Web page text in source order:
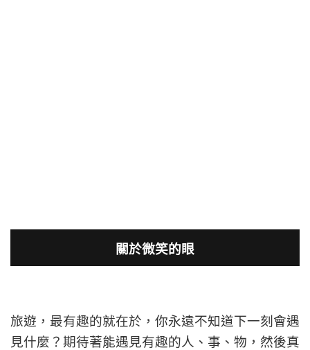
關於微笑的眼
旅遊，最有趣的就在於，你永遠不知道下一刻會遇
見什麼？期待著能遇見有趣的人、事、物，然後真